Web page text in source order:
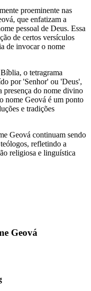
proeminente nas
que enfatizam a
pessoal de Deus. Essa
de certos versículos
de invocar o nome
o tetragrama
por 'Senhor' ou 'Deus',
presença do nome divino
nome Geová é um ponto
e tradições
Geová continuam sendo
refletindo a
religiosa e linguística
Geová